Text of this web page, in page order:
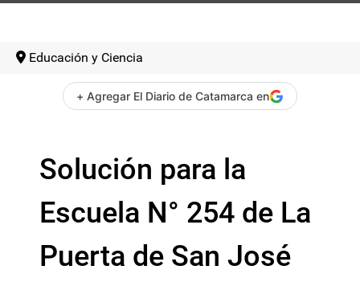
Educación y Ciencia
+ Agregar El Diario de Catamarca en
Solución para la
Escuela N° 254 de La
Puerta de San José